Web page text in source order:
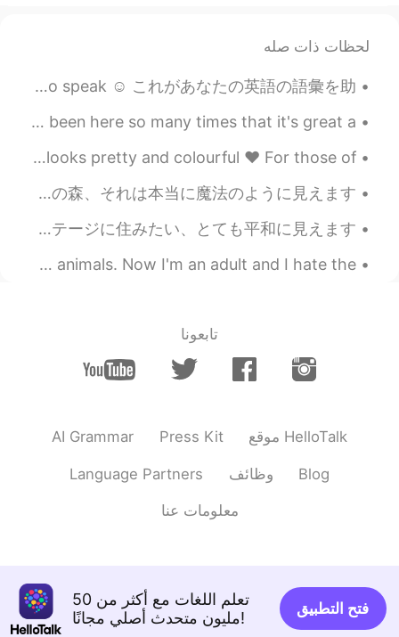
لحظات ذات صله
I hope this helps your English vocabulary and gives you new sentences to speak ☺️ これがあなたの英語の語彙を助...
Black Forest in Slough, London. It's so beautiful, I've been here so many times that it's great a...
It's the season of Spring in London, where everything looks pretty and colourful ❤️ For those of ...
Beautiful forests of the UK, it looks absolutely magical ❤️ 美しい英国の森、それは本当に魔法のように見えます 💙 غابة إنج...
I would love to live in an English cottage, it looks very peaceful ❤️ 英国のコテージに住みたい、とても平和に見えます 🌹 ...
When I was young I used to love the zoo because I loved animals. Now I'm an adult and I hate the...
تابعونا
AI Grammar Press Kit موقع HelloTalk
Language Partners وظائف Blog
معلومات عنا
تعلم اللغات مع أكثر من 50
مليون متحدث أصلي مجانًا!
فتح التطبيق